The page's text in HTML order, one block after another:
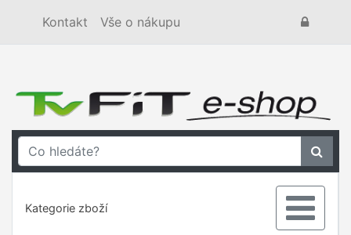
Kontakt Vše o nákupu
Kategorie zboží